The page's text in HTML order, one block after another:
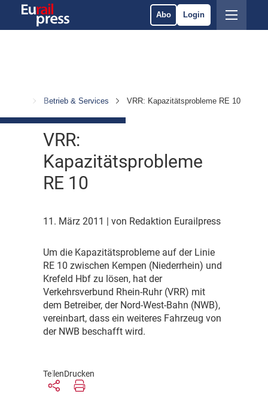
Abo Login
Betrieb & Services VRR: Kapazitätsprobleme RE 10
VRR:
Kapazitätsprobleme
RE 10
11. März 2011 | von Redaktion Eurailpress
Um die Kapazitätsprobleme auf der Linie
RE 10 zwischen Kempen (Niederrhein) und
Krefeld Hbf zu lösen, hat der
Verkehrsverbund Rhein-Ruhr (VRR) mit
dem Betreiber, der Nord-West-Bahn (NWB),
vereinbart, dass ein weiteres Fahrzeug von
der NWB beschafft wird.
TeilenDrucken